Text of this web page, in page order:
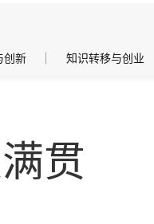
创新 知识转移与创业
贯